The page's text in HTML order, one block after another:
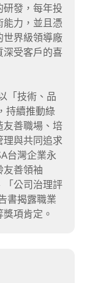
發，每年投
能力，並且憑
世界級領導廠
深受客戶的喜
「技術、品
持續推動綠
友善職場、培
理與共同追求
台灣企業永
友善領袖
「公司治理評
書揭露職業
項肯定。